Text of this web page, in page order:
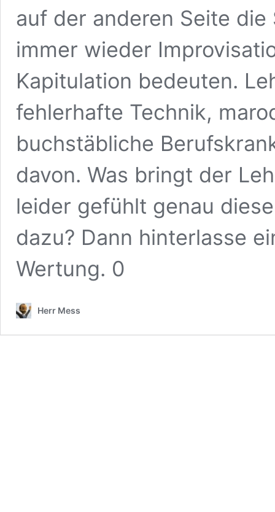
auf der anderen Seite
immer wieder
Kapitulation bedeuten.
fehlerhafte Technik,
buchstäbliche
davon. Was bringt der
leider gefühlt genau
dazu? Dann hinterlasse
Wertung. 0
Herr Mess